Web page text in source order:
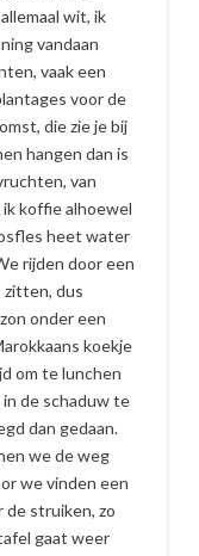
wit, ik
vandaan
vaak een
voor de
die zie je bij
hangen dan is
van
koffie alhoewel
heet water
rijden door een
zitten, dus
onder een
koekje
om te lunchen
in de schaduw te
dan gedaan.
we de weg
we vinden een
de struiken, zo
gaat weer